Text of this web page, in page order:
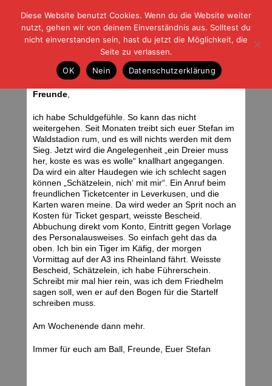
| | |BLOG-GFußball und der Rest
HOME|REGELN|IMPRESSUM |DATENSCHUTZ
Knallhart unterstützen
Freitag, 09.02.07 | 12:40 Uhr
Freunde
ich habe Schuldgefühle. So kann das nicht
weitergehen. Seit Monaten treibt sich euer Stefan im
Waldstadion rum, und es will nichts werden mit dem
Sieg. Jetzt wird die Angelegenheit „ein Dreier muss
her, koste es was es wolle“ knallhart angegangen.
Da wird ein alter Haudegen wie ich schlecht sagen
können „Schätzelein, nich‘ mit mir“. Ein Anruf beim
freundlichen Ticketcenter in Leverkusen, und die
Karten waren meine. Da wird weder an Sprit noch an
Kosten für Ticket gespart, weisste Bescheid.
Abbuchung direkt vom Konto, Eintritt gegen Vorlage
des Personalausweises. So einfach geht das da
oben. Ich bin ein Tiger im Käfig, der morgen
Vormittag auf der A3 ins Rheinland fährt. Weisste
Bescheid, Schätzelein, ich habe Führerschein.
Schreibt mir mal hier rein, was ich dem Friedhelm
sagen soll, wen er auf den Bogen für die Startelf
schreiben muss.
Am Wochenende dann mehr.
Immer für euch am Ball, Freunde, Euer Stefan
Diese Website benutzt Cookies. Wenn du die Website weiter
nutzt, gehen wir von deinem Einverständnis aus. Solltest du
nicht einverstanden sein, hast du jetzt die Möglichkeit, die
Seite zu verlassen.
OK
Nein Datenschutzerklärung